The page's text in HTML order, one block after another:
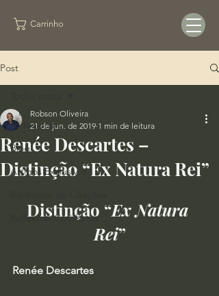
Carrinho
Post
Todos posts
Blog
Artigos Exclusivos
Reflexões Cotidianas
Renée Descartes –
Distinção “Ex Natura Rei”
Robson Oliveira
21 de jun. de 2019 1 min de leitura
Distinção “Ex Natura
Rei”
Renée Descartes